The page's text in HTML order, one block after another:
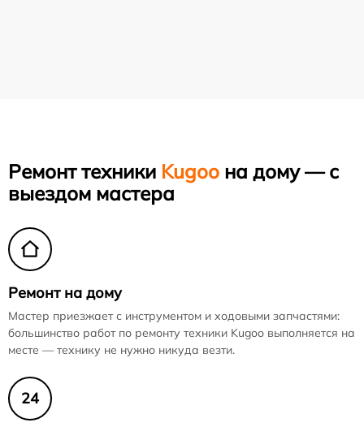
Ремонт техники Kugoo на дому — с
выездом мастера
Ремонт на дому
Мастер приезжает с инструментом и ходовыми запчастями:
большинство работ по ремонту техники Kugoo выполняется на
месте — технику не нужно никуда везти.
24